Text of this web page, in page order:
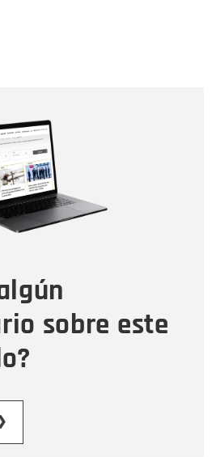
sobre este